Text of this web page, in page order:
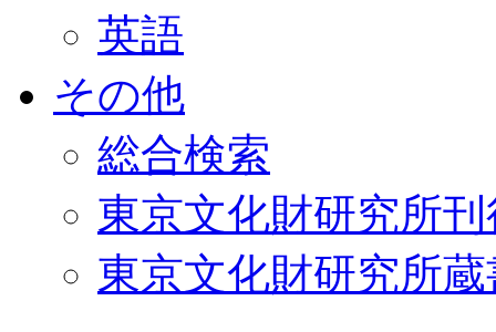
英語
その他
総合検索
東京文化財研究所
東京文化財研究所